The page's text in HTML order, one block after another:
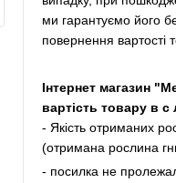
ми гарантуємо його
повернення вартості
Інтернет магазин
вартість товару в
- Якість отриманих
(отримана рослина
- посилка не